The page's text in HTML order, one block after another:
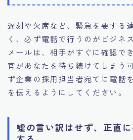
遅刻や欠席など、緊急を要する
く、必ず電話で行うのがビジネ
メールは、相手がすぐに確認で
官があなたを待ち続けてしまう
ず企業の採用担当者宛てに電話
を伝えるようにしてください。
嘘の言い訳はせず、正直